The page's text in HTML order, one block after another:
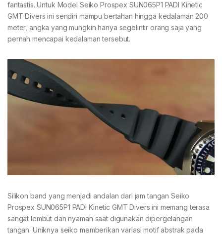
fantastis. Untuk Model Seiko Prospex SUN065P1 PADI Kinetic
GMT Divers ini sendiri mampu bertahan hingga kedalaman 200
meter, angka yang mungkin hanya segelintir orang saja yang
pernah mencapai kedalaman tersebut.
Silikon band yang menjadi andalan dari jam tangan Seiko
Prospex SUN065P1 PADI Kinetic GMT Divers ini memang terasa
sangat lembut dan nyaman saat digunakan dipergelangan
tangan. Uniknya seiko memberikan variasi motif abstrak pada